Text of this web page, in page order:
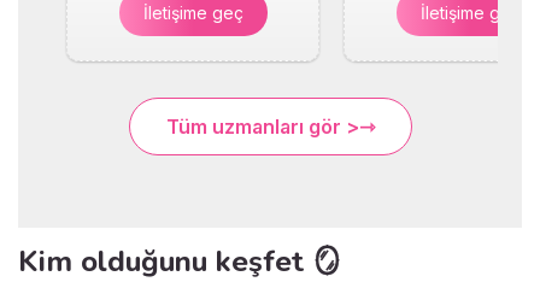
İletişime geç İletişime geç
Tüm uzmanları gör >
Kim olduğunu keşfet 🪞